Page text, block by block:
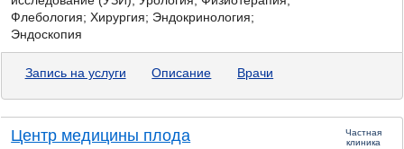
Флебология; Хирургия; Эндокринология;
Эндоскопия
Запись на услуги Описание Врачи
Центр медицины плода
Частная
клиника